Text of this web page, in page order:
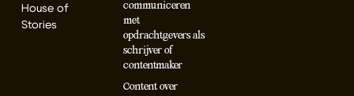
House of
Stories
communiceren
met
opdrachtgevers als
schrijver of
contentmaker
Content over